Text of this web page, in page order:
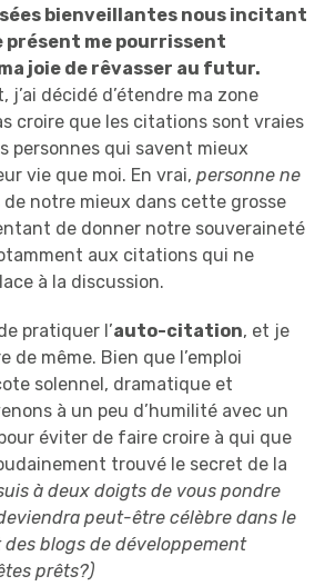
bienveillantes nous incitant
présent me pourrissent
joie de rêvasser au futur.
j’ai décidé d’étendre ma zone
croire que les citations sont vraies
personnes qui savent mieux
vie que moi. En vrai, personne ne
notre mieux dans cette grosse
de donner notre souveraineté
aux citations qui ne
à la discussion.
pratiquer l’auto-citation, et je
de même. Bien que l’emploi
solennel, dramatique et
à un peu d’humilité avec un
éviter de faire croire à qui que
trouvé le secret de la
à deux doigts de vous pondre
peut-être célèbre dans le
blogs de développement
prêts?)